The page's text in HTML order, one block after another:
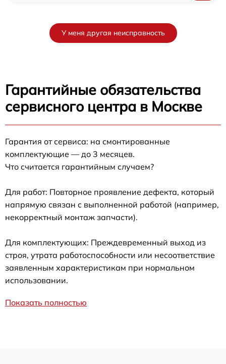
У меня другая неисправность
Гарантийные обязательства
сервисного центра в Москве
Гарантия от сервиса: на смонтированные
комплектующие — до 3 месяцев.
Что считается гарантийным случаем?
Для работ: Повторное проявление дефекта, который
напрямую связан с выполненной работой (например,
некорректный монтаж запчасти).
Для комплектующих: Преждевременный выход из
строя, утрата работоспособности или несоответствие
заявленным характеристикам при нормальном
использовании.
Показать полностью